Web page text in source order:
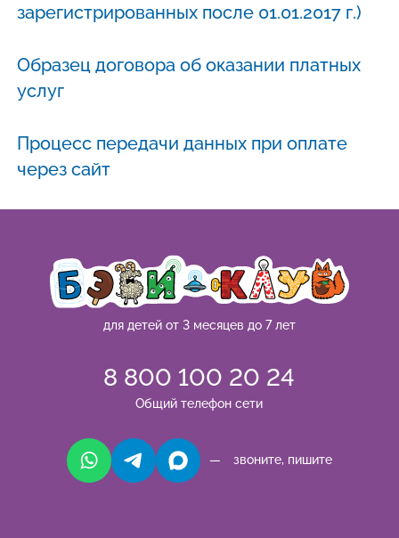
зарегистрированных после 01.01.2017 г.)
Образец договора об оказании платных
услуг
Процесс передачи данных при оплате
через сайт
для детей от 3 месяцев до 7 лет
8 800 100 20 24
Общий телефон сети
— звоните, пишите